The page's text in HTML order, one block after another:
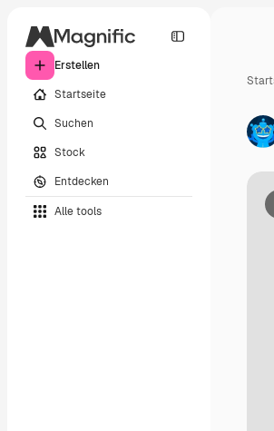
Erstellen
Startseite
Suchen
Stock
Entdecken
Alle tools